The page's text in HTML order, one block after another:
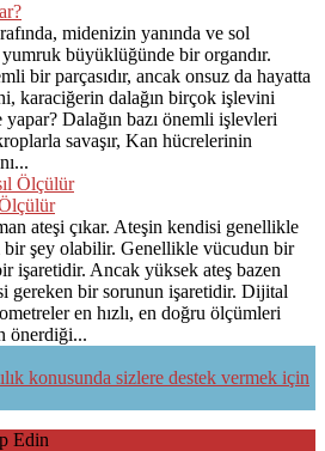
midenizin yanında ve sol
yumruk büyüklüğünde bir organdır.
bir parçasıdır, ancak onsuz da hayatta
karaciğerin dalağın birçok işlevini
Dalağın bazı önemli işlevleri
savaşır, Kan hücrelerinin
ateşi çıkar. Ateşin kendisi genellikle
bir şey olabilir. Genellikle vücudun bir
işaretidir. Ancak yüksek ateş bazen
gereken bir sorunun işaretidir. Dijital
en hızlı, en doğru ölçümleri
önerdiği...
konusunda sizlere destek vermek için
Edin